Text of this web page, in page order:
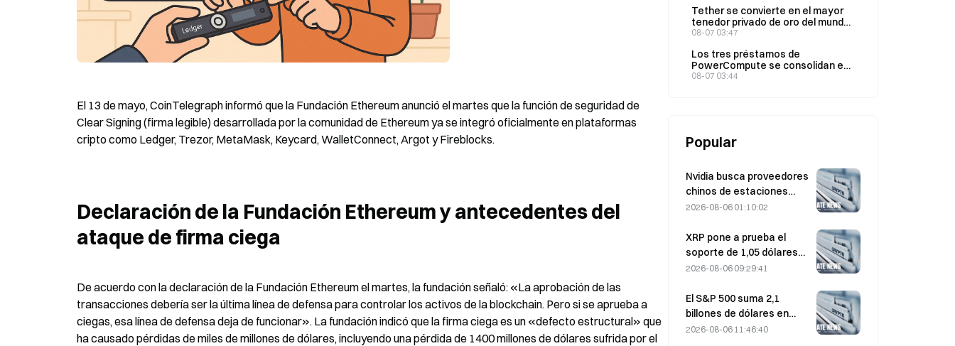
El 13 de mayo, CoinTelegraph informó que la Fundación Ethereum anunció el martes que la función de seguridad de
Clear Signing (firma legible) desarrollada por la comunidad de Ethereum ya se integró oficialmente en plataformas
cripto como Ledger, Trezor, MetaMask, Keycard, WalletConnect, Argot y Fireblocks.
Declaración de la Fundación Ethereum y antecedentes del
ataque de firma ciega
De acuerdo con la declaración de la Fundación Ethereum el martes, la fundación señaló: «La aprobación de las
transacciones debería ser la última línea de defensa para controlar los activos de la blockchain. Pero si se aprueba a
ciegas, esa línea de defensa deja de funcionar». La fundación indicó que la firma ciega es un «defecto estructural» que
ha causado pérdidas de miles de millones de dólares, incluyendo una pérdida de 1400 millones de dólares sufrida por el
Tether se convierte en el mayor
tenedor privado de oro del mundo;
sus tenencias totales aumentan
trimestre
08-07 03:47
Los tres préstamos de
PowerCompute se consolidan en
un préstamo a plazo con una tasa
08-07 03:44
Popular
Nvidia busca proveedores
chinos de estaciones
base de IA para el
2026-08-06 01:10:02
XRP pone a prueba el
soporte de 1,05 dólares
mientras Ethereum se
con un volumen bajo
2026-08-06 09:29:41
El S&P 500 suma 2,1
billones de dólares en
agosto y sube un 3,12 %,
2026-08-06 11:46:40